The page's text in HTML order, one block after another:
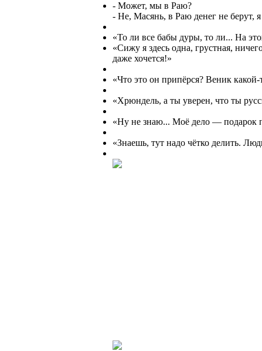
- Может, мы в Раю?
- Не, Масянь, в Раю денег не берут, я
«То ли все бабы дуры, то ли... На
«Сижу я здесь одна, грустная,
даже хочется!»
«Что это он припёрся? Веник
«Хрюндель, а ты уверен, что ты
«Ну не знаю... Моё дело — подарок
«Знаешь, тут надо чётко делить.